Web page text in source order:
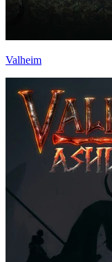
Valheim